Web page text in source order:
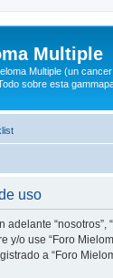
Multiple
Multiple (un
sobre esta
uso
y/o use “Foro
a “Foro